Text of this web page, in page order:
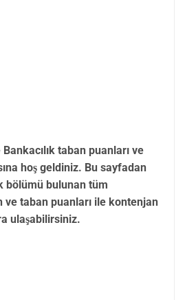
taban puanları ve
hoş geldiniz. Bu sayfadan
bölümü bulunan tüm
taban puanları ile kontenjan
ulaşabilirsiniz.